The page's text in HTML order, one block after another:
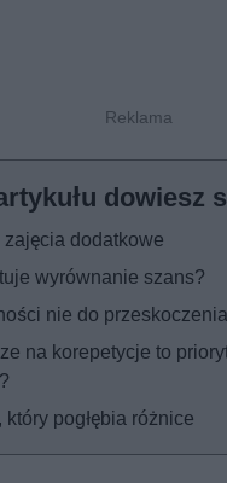
zajęcia dodatkowe
wyrównanie szans?
nie do przeskoczenia
na korepetycje to
który pogłębia różnice